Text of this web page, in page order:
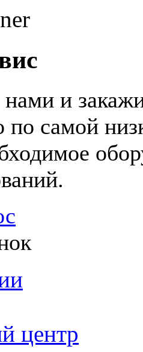
и
по самой
центр